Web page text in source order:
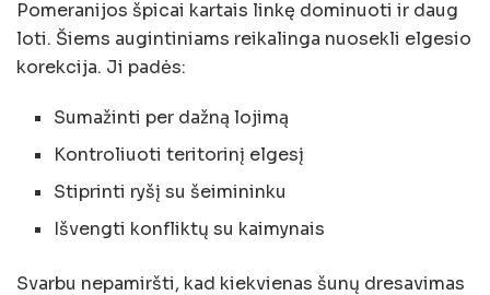
Pomeranijos špicai kartais linkę dominuoti ir daug
loti. Šiems augintiniams reikalinga nuosekli elgesio
korekcija. Ji padės:
Sumažinti per dažną lojimą
Kontroliuoti teritorinį elgesį
Stiprinti ryšį su šeimininku
Išvengti konfliktų su kaimynais
Svarbu nepamiršti, kad kiekvienas šunų dresavimas